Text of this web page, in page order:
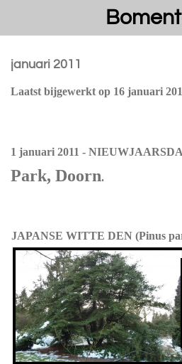
de
januari 2011
Laatst bijgewerkt op 16 januari
1 januari 2011 -
Park, Doorn.
JAPANSE WITTE DEN (Pinus